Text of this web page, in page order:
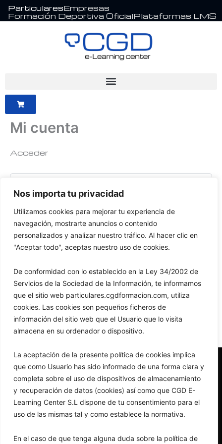
Nos importa tu privacidad
Utilizamos cookies para mejorar tu experiencia de
navegación, mostrarte anuncios o contenido
personalizados y analizar nuestro tráfico. Al hacer clic en
"Aceptar todo", aceptas nuestro uso de cookies.
De conformidad con lo establecido en la Ley 34/2002 de
Servicios de la Sociedad de la Información, te informamos
que el sitio web particulares.cgdformacion.com, utiliza
cookies. Las cookies son pequeños ficheros de
información del sitio web que el Usuario que lo visita
almacena en su ordenador o dispositivo.
La aceptación de la presente política de cookies implica
que como Usuario has sido informado de una forma clara y
completa sobre el uso de dispositivos de almacenamiento
y recuperación de datos (cookies) así como que CGD E-
Learning Center S.L dispone de tu consentimiento para el
uso de las mismas tal y como establece la normativa.
En el caso de que tenga alguna duda sobre la política de
ParticularesEmpresas
Formación Deportiva OficialPlataformas LMS
Mi cuenta
Acceder
Nombre de usuario o correo electrónico
Contraseña
Obligatorio
Recuérdame
Acceso
¿Olvidaste la contraseña?